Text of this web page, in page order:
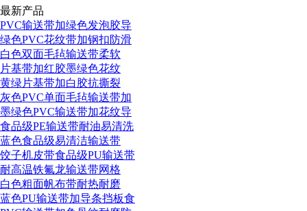
最新产品
PVC输送带加绿色发泡胶导
绿色PVC花纹带加钢扣防滑
白色双面毛毡输送带柔软
片基带加红胶墨绿色花纹
黄绿片基带加白胶抗撕裂
灰色PVC单面毛毡输送带加
墨绿色PVC输送带加花纹导
食品级PE输送带耐油易清洗
蓝色食品级易清洁输送带
饺子机皮带食品级PU输送带
耐高温铁氟龙输送带网格
白色粗面帆布带耐热耐磨
蓝色PU输送带加导条挡板食